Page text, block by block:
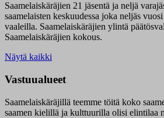
Saamelaiskäräjien 21 jäsentä ja neljä
saamelaisten keskuudessa joka neljäs
vaaleilla. Saamelaiskäräjien ylintä
Saamelaiskäräjien kokous.
Näytä kaikki
Vastuualueet
Saamelaiskäräjillä teemme töitä koko
saamen kielillä ja kulttuurilla olisi elintilaa